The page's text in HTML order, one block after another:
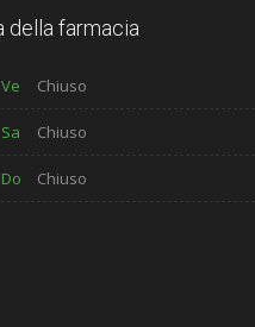
della farmacia
Ve Chiuso
Sa Chiuso
Do Chiuso